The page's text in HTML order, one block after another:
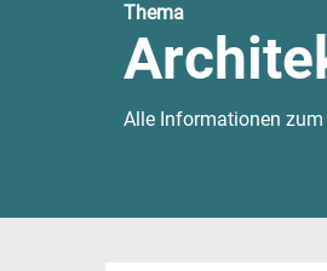
Thema
Alle Informationen zum